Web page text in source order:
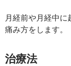
月経前や月経中
痛み方をします。
治療法